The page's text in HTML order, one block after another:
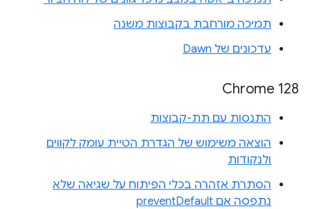
תמיכה מורחבת בקבוצות משנה
עדכונים של Dawn
‫Chrome 128
התנסות עם תת-קבוצות
הוצאה משימוש של הגדרת הטיית עומק לקווים
ולנקודות
הסתרת אזהרה בכלי הפיתוח על שגיאה שלא
נתפסה אם preventDefault